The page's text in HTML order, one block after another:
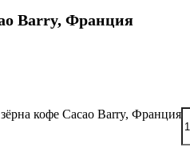
Barry, Франция
кофе Cacao Barry, Франция